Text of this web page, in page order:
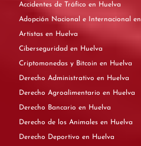
Accidentes de Tráfico en Huelva
Adopción
Artistas en Huelva
Ciberseguridad en Huelva
Criptomonedas y Bitcoin en Huelva
Derecho Administrativo en Huelva
Derecho Agroalimentario en Huelva
Derecho Bancario en Huelva
Derecho de los Animales en Huelva
Derecho Deportivo en Huelva